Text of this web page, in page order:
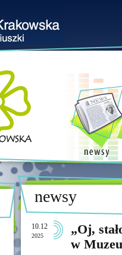
newsy
10.12
2025
„Oj,
w